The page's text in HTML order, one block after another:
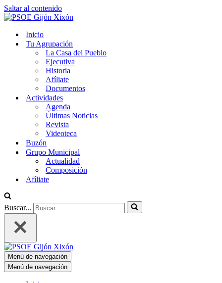
Saltar al contenido
Inicio
Tu Agrupación
La Casa del Pueblo
Ejecutiva
Historia
Afíliate
Documentos
Actividades
Agenda
Últimas Noticias
Revista
Videoteca
Buzón
Grupo Municipal
Actualidad
Composición
Afíliate
Buscar...
Menú de navegación
Menú de navegación